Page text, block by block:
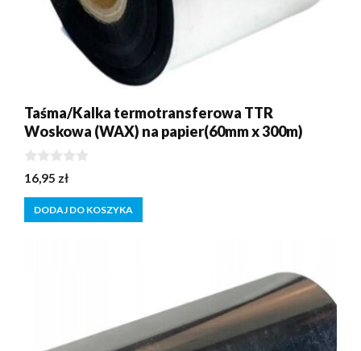
Taśma/Kalka termotransferowa TTR
Woskowa (WAX) na papier(60mm x 300m)
0
z
5
16,95 zł
DODAJ DO KOSZYKA